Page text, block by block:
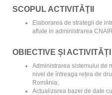
SCOPUL ACTIVITĂŢII
Elaborarea de strategii de
aflate in administrarea
OBIECTIVE ȘI ACTIVITĂȚI
Administrarea sistemului de
nivel de întreaga rețea de
România;
Actualizarea bazei de date